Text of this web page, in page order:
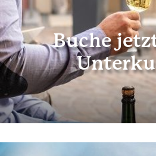
Buche